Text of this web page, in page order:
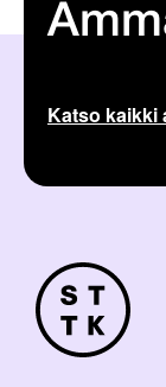
Katso kaikki